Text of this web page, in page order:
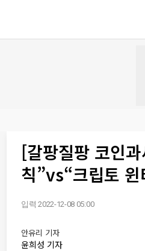
[갈팡질팡 코인
칙”vs“크립토
입력 2022-12-08 05:00
안유리 기자
윤희성 기자